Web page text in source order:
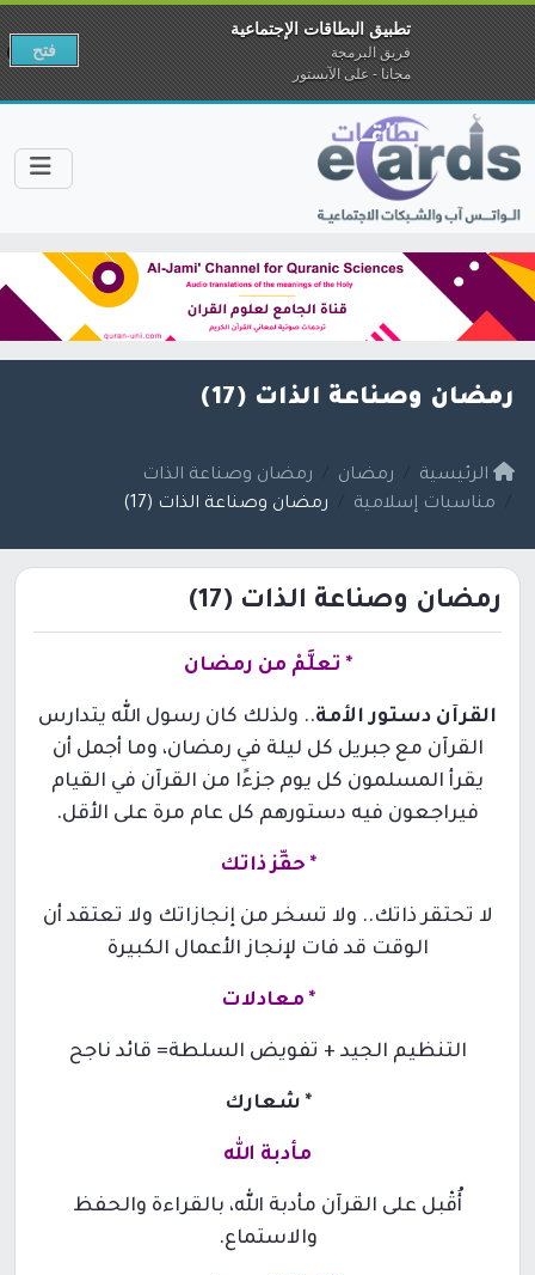
رمضان وصناعة الذات (17)
الرئيسية رمضان
رمضان وصناعة الذات
مناسبات إسلامية
رمضان وصناعة الذات (17)
رمضان وصناعة الذات (17)
* تعلَّمْ من رمضان
القرآن دستور الأمة.. ولذلك كان رسول الله يتدارس
القرآن مع جبريل كل ليلة في رمضان، وما أجمل أن
يقرأ المسلمون كل يوم جزءًا من القرآن في القيام
فيراجعون فيه دستورهم كل عام مرة على الأقل.
* حفِّز ذاتك
لا تحتقر ذاتك.. ولا تسخر من إنجازاتك ولا تعتقد أن
الوقت قد فات لإنجاز الأعمال الكبيرة
* معادلات
التنظيم الجيد + تفويض السلطة= قائد ناجح
* شعارك
مأدبة الله
أُقْبل على القرآن مأدبة الله، بالقراءة والحفظ
والاستماع.
تطبيق البطاقات الإجتماعية
فريق البرمجة
مجانا - على الآبستور
فتح